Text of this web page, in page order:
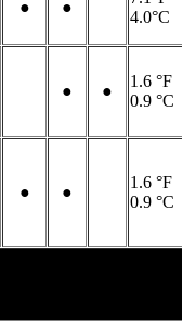
● ●
4.0°C
● ●
1.6 °F
0.9 °C
● ●
1.6 °F
0.9 °C